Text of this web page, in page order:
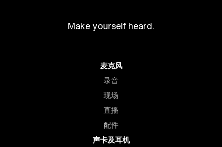
Make yourself heard.
麦克风
录音
现场
直播
配件
声卡及耳机